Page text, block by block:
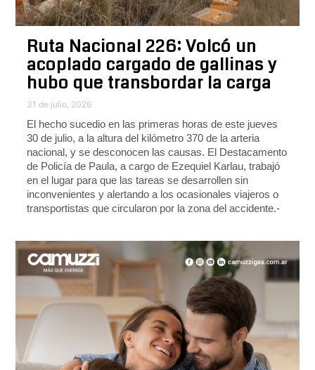
Ruta Nacional 226: Volcó un
acoplado cargado de gallinas y
hubo que transbordar la carga
31 de julio, 2026
El hecho sucedio en las primeras horas de este jueves
30 de julio, a la altura del kilómetro 370 de la arteria
nacional, y se desconocen las causas. El Destacamento
de Policía de Paula, a cargo de Ezequiel Karlau, trabajó
en el lugar para que las tareas se desarrollen sin
inconvenientes y alertando a los ocasionales viajeros o
transportistas que circularon por la zona del accidente.-